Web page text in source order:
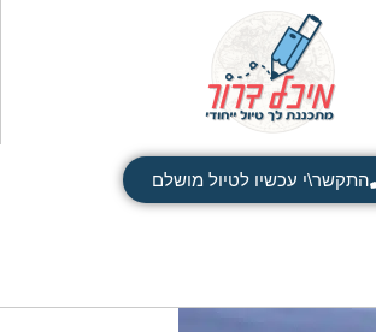
התקשר\י עכשיו לטיול מושלם